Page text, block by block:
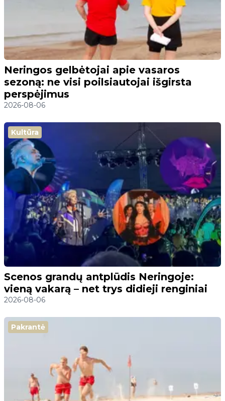
Neringos gelbėtojai apie vasaros
sezoną: ne visi poilsiautojai išgirsta
perspėjimus
2026-08-06
Kultūra
Scenos grandų antplūdis Neringoje:
vieną vakarą – net trys didieji renginiai
2026-08-06
Pakrantė